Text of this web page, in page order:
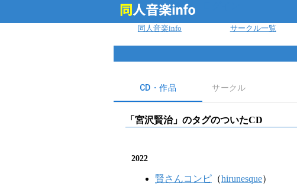
同人音楽info サークル一覧
CD・作品 サークル
「 宮沢賢治」のタグのついたCD
2022
賢さんコンピ （hirunesque）